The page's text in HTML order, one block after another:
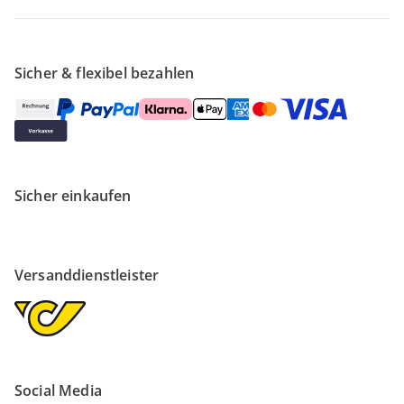
Sicher & flexibel bezahlen
Sicher einkaufen
Versanddienstleister
Social Media